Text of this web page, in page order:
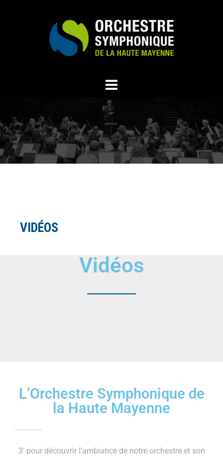
VIDÉOS
Vidéos
L’Orchestre Symphonique de
la Haute Mayenne
3’ pour découvrir l’ambiance de notre orchestre et son